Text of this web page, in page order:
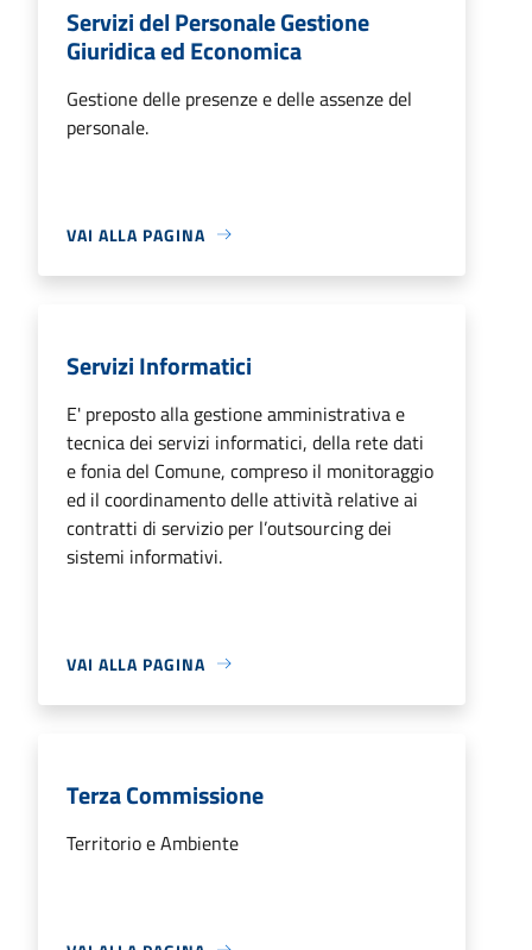
Servizi del Personale Gestione
Giuridica ed Economica
Gestione delle presenze e delle assenze del
personale.
VAI ALLA PAGINA
Servizi Informatici
E' preposto alla gestione amministrativa e
tecnica dei servizi informatici, della rete dati
e fonia del Comune, compreso il monitoraggio
ed il coordinamento delle attività relative ai
contratti di servizio per l’outsourcing dei
sistemi informativi.
VAI ALLA PAGINA
Terza Commissione
Territorio e Ambiente